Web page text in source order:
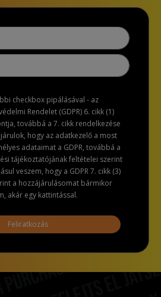
checkbox pipálásával - az
Rendelet (GDPR) 6. cikk (1)
továbbá a 7. cikk rendelkezése
hogy az adatkezelő a most
adataimat a GDPR, továbbá a
tájékoztatójának feltételei szerint
veszem, hogy a GDPR 7. cikk (3)
a hozzájárulásomat bármikor
akár egy kattintással.
Feliratkozás